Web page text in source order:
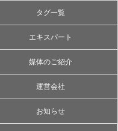
タグ一覧
エキスパート
媒体のご紹介
運営会社
お知らせ